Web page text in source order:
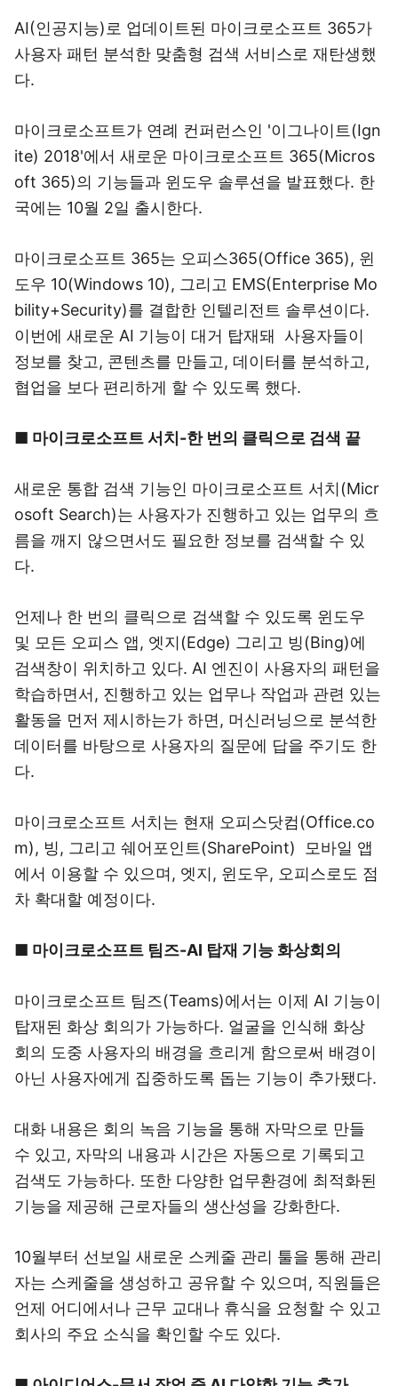
AI(인공지능)로 업데이트된 마이크로소프트 365가
사용자 패턴 분석한 맞춤형 검색 서비스로 재탄생했
다.
마이크로소프트가 연례 컨퍼런스인 '이그나이트(Ign
ite) 2018'에서 새로운 마이크로소프트 365(Micros
oft 365)의 기능들과 윈도우 솔루션을 발표했다. 한
국에는 10월 2일 출시한다.
마이크로소프트 365는 오피스365(Office 365), 윈
도우 10(Windows 10), 그리고 EMS(Enterprise Mo
bility+Security)를 결합한 인텔리전트 솔루션이다.
이번에 새로운 AI 기능이 대거 탑재돼 사용자들이
정보를 찾고, 콘텐츠를 만들고, 데이터를 분석하고,
협업을 보다 편리하게 할 수 있도록 했다.
■ 마이크로소프트 서치-한 번의 클릭으로 검색 끝
새로운 통합 검색 기능인 마이크로소프트 서치(Micr
osoft Search)는 사용자가 진행하고 있는 업무의 흐
름을 깨지 않으면서도 필요한 정보를 검색할 수 있
다.
언제나 한 번의 클릭으로 검색할 수 있도록 윈도우
및 모든 오피스 앱, 엣지(Edge) 그리고 빙(Bing)에
검색창이 위치하고 있다. AI 엔진이 사용자의 패턴을
학습하면서, 진행하고 있는 업무나 작업과 관련 있는
활동을 먼저 제시하는가 하면, 머신러닝으로 분석한
데이터를 바탕으로 사용자의 질문에 답을 주기도 한
다.
마이크로소프트 서치는 현재 오피스닷컴(Office.co
m), 빙, 그리고 쉐어포인트(SharePoint) 모바일 앱
에서 이용할 수 있으며, 엣지, 윈도우, 오피스로도 점
차 확대할 예정이다.
■ 마이크로소프트 팀즈-AI 탑재 기능 화상회의
마이크로소프트 팀즈(Teams)에서는 이제 AI 기능이
탑재된 화상 회의가 가능하다. 얼굴을 인식해 화상
회의 도중 사용자의 배경을 흐리게 함으로써 배경이
아닌 사용자에게 집중하도록 돕는 기능이 추가됐다.
대화 내용은 회의 녹음 기능을 통해 자막으로 만들
수 있고, 자막의 내용과 시간은 자동으로 기록되고
검색도 가능하다. 또한 다양한 업무환경에 최적화된
기능을 제공해 근로자들의 생산성을 강화한다.
10월부터 선보일 새로운 스케줄 관리 툴을 통해 관리
자는 스케줄을 생성하고 공유할 수 있으며, 직원들은
언제 어디에서나 근무 교대나 휴식을 요청할 수 있고
회사의 주요 소식을 확인할 수도 있다.